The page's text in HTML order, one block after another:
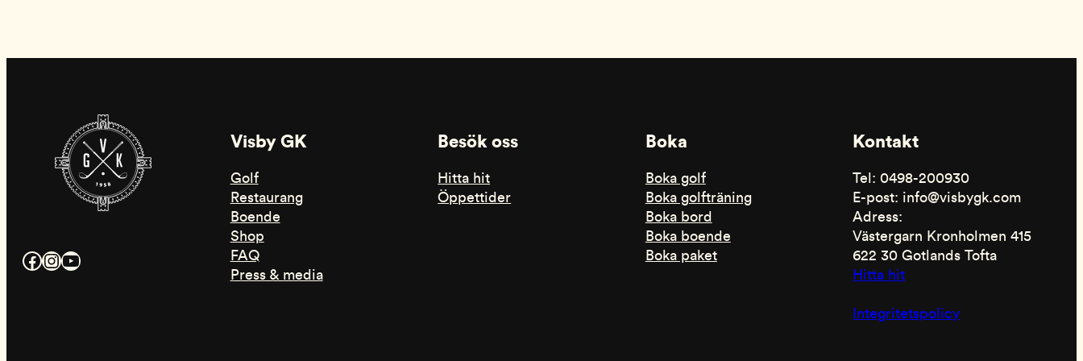
Facebook InstagramYouTube
Visby GK
Golf
Restaurang
Boende
Shop
FAQ
Press & media
Besök oss
Hitta hit
Öppettider
Boka
Boka golf
Boka golfträning
Boka bord
Boka boende
Boka paket
Kontakt
Tel: 0498-200930
E-post: info@visbygk.com
Adress:
Västergarn Kronholmen 415
622 30 Gotlands Tofta
Hitta hit
Integritetspolicy